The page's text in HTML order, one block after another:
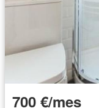
700 €/mes